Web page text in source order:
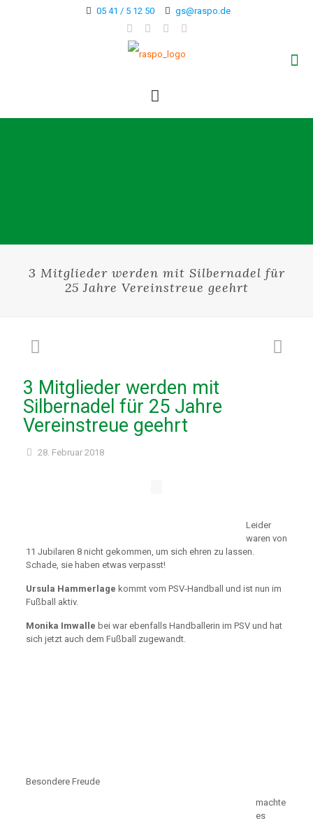
05 41 / 5 12 50 gs@raspo.de
3 Mitglieder werden mit Silbernadel für
25 Jahre Vereinstreue geehrt
3 Mitglieder werden mit
Silbernadel für 25 Jahre
Vereinstreue geehrt
28. Februar 2018
Leider
waren von
11 Jubilaren 8 nicht gekommen, um sich ehren zu lassen.
Schade, sie haben etwas verpasst!
Ursula Hammerlage kommt vom PSV-Handball und ist nun im
Fußball aktiv.
Monika Imwalle bei war ebenfalls Handballerin im PSV und hat
sich jetzt auch dem Fußball zugewandt.
Besondere Freude
machte
es